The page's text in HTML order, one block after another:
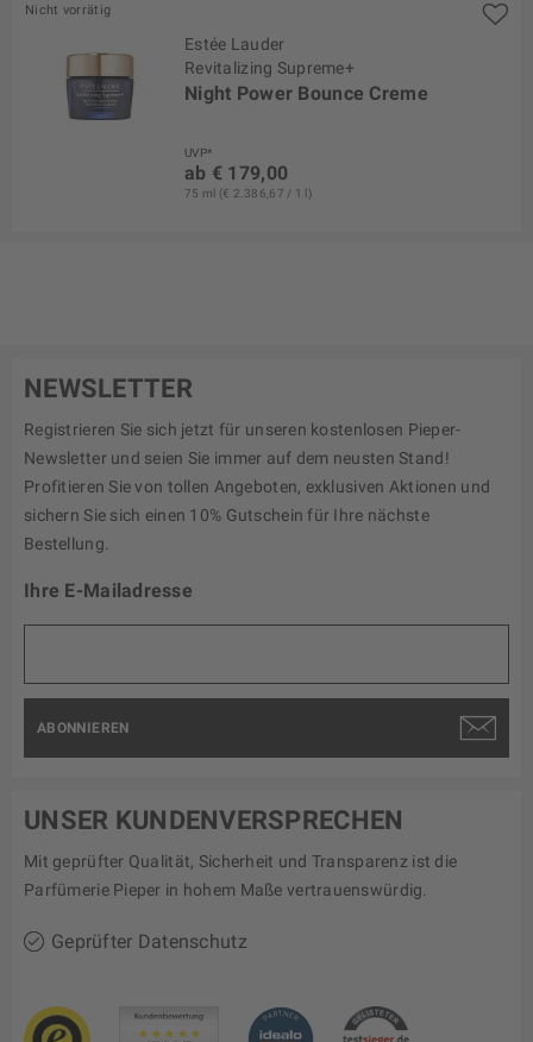
Nicht vorrätig
Estée Lauder
Revitalizing Supreme+
Night Power Bounce Creme
UVP*
ab € 179,00
75 ml (€ 2.386,67 / 1 l)
NEWSLETTER
Registrieren Sie sich jetzt für unseren kostenlosen Pieper-
Newsletter und seien Sie immer auf dem neusten Stand!
Profitieren Sie von tollen Angeboten, exklusiven Aktionen und
sichern Sie sich einen 10% Gutschein für Ihre nächste
Bestellung.
Ihre E-Mailadresse
ABONNIEREN
UNSER KUNDENVERSPRECHEN
Mit geprüfter Qualität, Sicherheit und Transparenz ist die
Parfümerie Pieper in hohem Maße vertrauenswürdig.
Geprüfter Datenschutz